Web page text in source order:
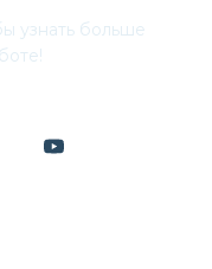
узнать больше